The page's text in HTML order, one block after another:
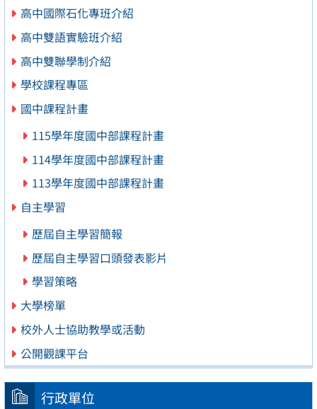
高中國際石化專班介紹
高中雙語實驗班介紹
高中雙聯學制介紹
學校課程專區
國中課程計畫
115學年度國中部課程計畫
114學年度國中部課程計畫
113學年度國中部課程計畫
自主學習
歷屆自主學習簡報
歷屆自主學習口頭發表影片
學習策略
大學榜單
校外人士協助教學或活動
公開觀課平台
行政單位